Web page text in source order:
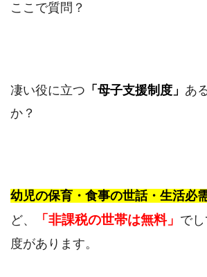
ここで質問？
凄い役に立つ 「母子支援制度」 あ
か？
幼児の保育・食事の世話・生活必
ど、
「非課税の世帯は無料」 で
度があります。